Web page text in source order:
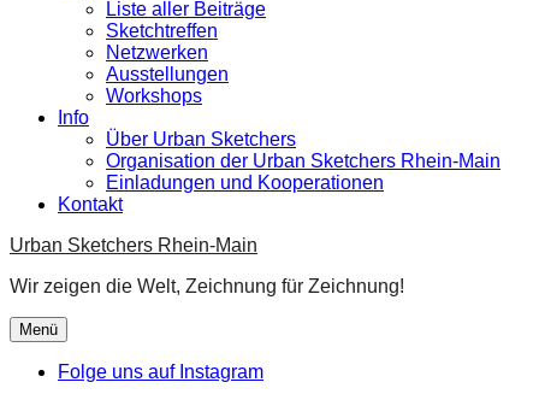
Liste aller Beiträge
Sketchtreffen
Netzwerken
Ausstellungen
Workshops
Info
Über Urban Sketchers
Organisation der Urban Sketchers Rhein-Main
Einladungen und Kooperationen
Kontakt
Urban Sketchers Rhein-Main
Wir zeigen die Welt, Zeichnung für Zeichnung!
Menü
Folge uns auf Instagram